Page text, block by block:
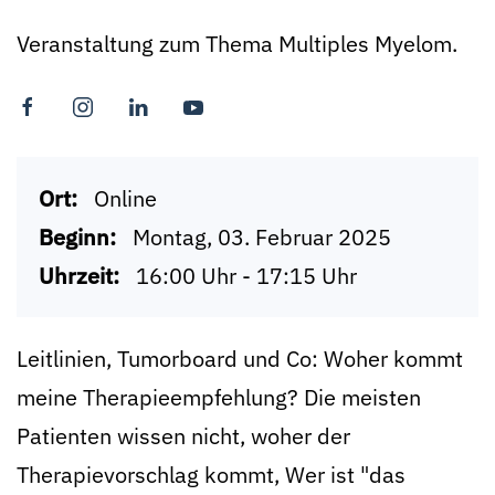
Veranstaltung zum Thema Multiples Myelom.
Ort: Online
Beginn: Montag, 03. Februar 2025
Uhrzeit: 16:00 Uhr - 17:15 Uhr
Leitlinien, Tumorboard und Co: Woher kommt
meine Therapieempfehlung? Die meisten
Patienten wissen nicht, woher der
Therapievorschlag kommt, Wer ist "das